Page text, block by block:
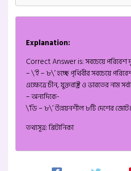
Explanation:
Correct Answer is: সবচেয়ে পরিবেশ
– \’ই – ৮\’ হচ্ছে পৃথিবীর সবচেয়ে
এক্ষেত্রে চীন, যুক্তরাষ্ট্র ও ভারতের নাম
– অন্যদিকে-
\’ডি – ৮\’ উন্নয়নশীল ৮টি দেশের জোট।
তথ্যসূত্র: ব্রিটানিকা